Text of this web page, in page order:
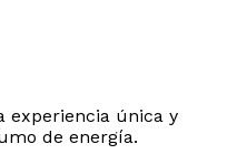
experiencia única y
de energía.